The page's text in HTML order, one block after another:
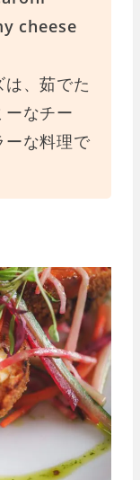
cheese
は、茹でた
なチー
ーな料理で